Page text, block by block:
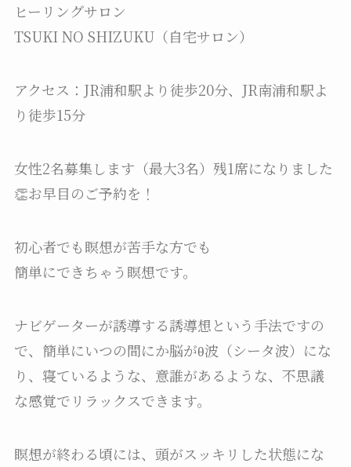
ヒーリングサロン
TSUKI NO SHIZUKU（自宅サロン）
アクセス：JR浦和駅より徒歩20分、JR南浦和駅よ
り徒歩15分
女性2名募集します（最大3名）残1席になりました
👏お早目のご予約を！
初心者でも瞑想が苦手な方でも
簡単にできちゃう瞑想です。
ナビゲーターが誘導する誘導想という手法ですの
で、簡単にいつの間にか脳がθ波（シータ波）にな
り、寝ているような、意誰があるような、不思議
な感覚でリラックスできます。
瞑想が終わる頃には、頭がスッキリした状態にな